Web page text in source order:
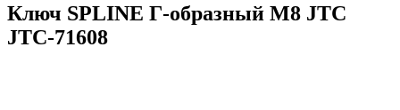
Ключ SPLINE Г-образный M8 JTC
JTC-71608